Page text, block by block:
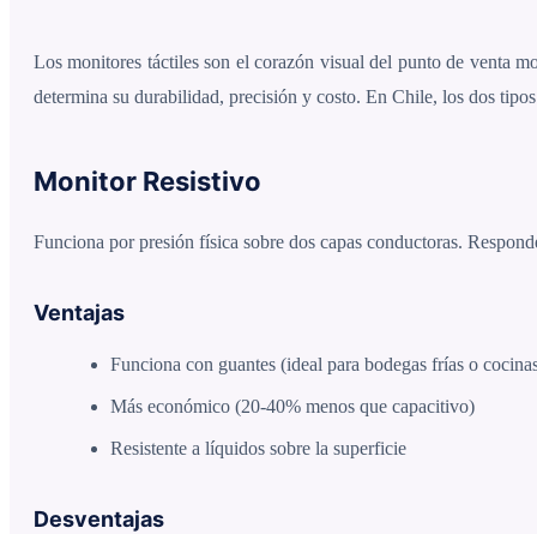
Los monitores táctiles son el corazón visual del punto de venta
determina su durabilidad, precisión y costo. En Chile, los dos
Monitor Resistivo
Funciona por presión física sobre dos capas conductoras.
Ventajas
Funciona con guantes (ideal para bodegas frías o
Más económico (20-40% menos que capacitivo)
Resistente a líquidos sobre la superficie
Desventajas